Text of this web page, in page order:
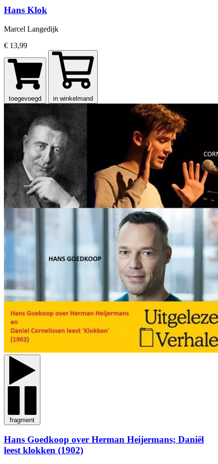
Hans Klok
Marcel Langedijk
€ 13,99
toegevoegd in winkelmand
fragment
Hans Goedkoop over Herman Heijermans; Daniël
leest klokken (1902)